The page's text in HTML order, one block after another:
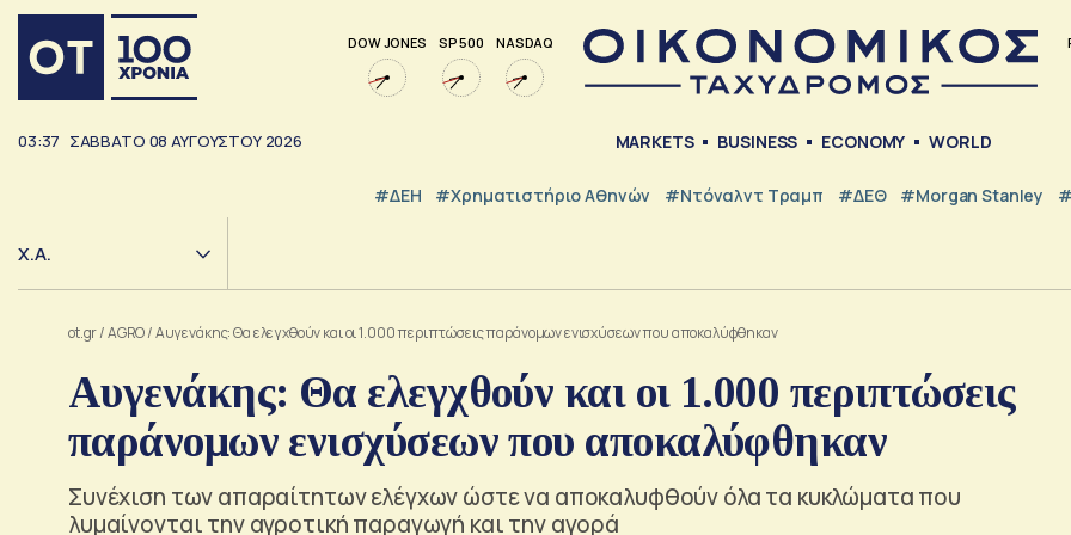
DOW JONES SP 500 NASDAQ
03:37 ΣΑΒΒΑΤΟ 08 ΑΥΓΟΥΣΤΟΥ 2026 MARKETS BUSINESS ECONOMY WORLD
#ΔΕΗ #Χρηματιστήριο Αθηνών #Ντόναλντ Τραμπ #ΔΕΘ #Morgan Stanley
Χ.Α.
ot.gr/AGRO/Αυγενάκης: Θα ελεγχθούν και οι 1.000 περιπτώσεις παράνομων ενισχύσεων που αποκαλύφθηκαν
Αυγενάκης: Θα ελεγχθούν και οι 1.000 περιπτώσεις
παράνομων ενισχύσεων που αποκαλύφθηκαν
Συνέχιση των απαραίτητων ελέγχων ώστε να αποκαλυφθούν όλα τα κυκλώματα που
λυμαίνονται την αγροτική παραγωγή και την αγορά